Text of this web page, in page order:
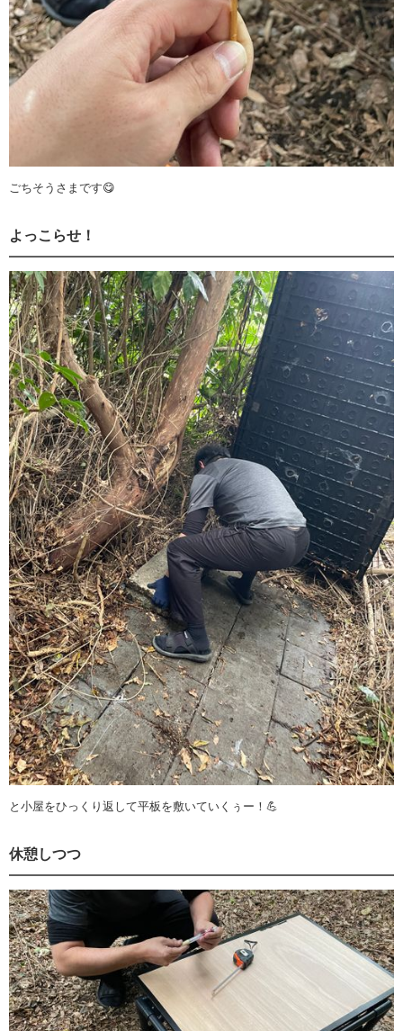
ごちそうさまです😋
よっこらせ！
と小屋をひっくり返して平板を敷いていくぅー！💪
休憩しつつ